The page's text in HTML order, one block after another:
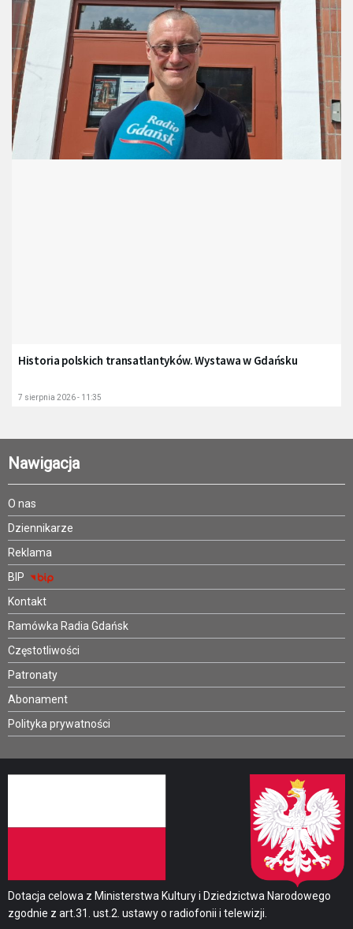
Historia polskich transatlantyków. Wystawa w Gdańsku
7 sierpnia 2026 - 11:35
Nawigacja
O nas
Dziennikarze
Reklama
BIP
Kontakt
Ramówka Radia Gdańsk
Częstotliwości
Patronaty
Abonament
Polityka prywatności
Dotacja celowa z Ministerstwa Kultury i Dziedzictwa Narodowego
zgodnie z art.31. ust.2. ustawy o radiofonii i telewizji.